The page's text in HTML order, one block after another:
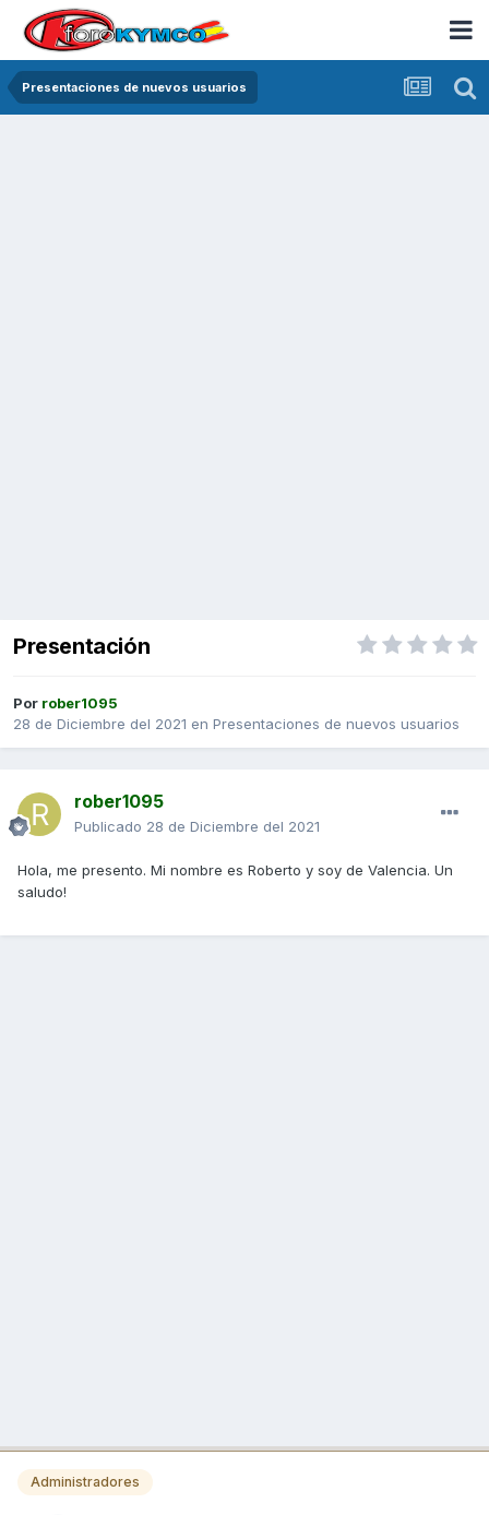
Presentaciones de nuevos usuarios
Presentación
Por rober1095
28 de Diciembre del 2021 en Presentaciones de nuevos usuarios
rober1095
Publicado 28 de Diciembre del 2021
Hola, me presento. Mi nombre es Roberto y soy de Valencia. Un
saludo!
Administradores